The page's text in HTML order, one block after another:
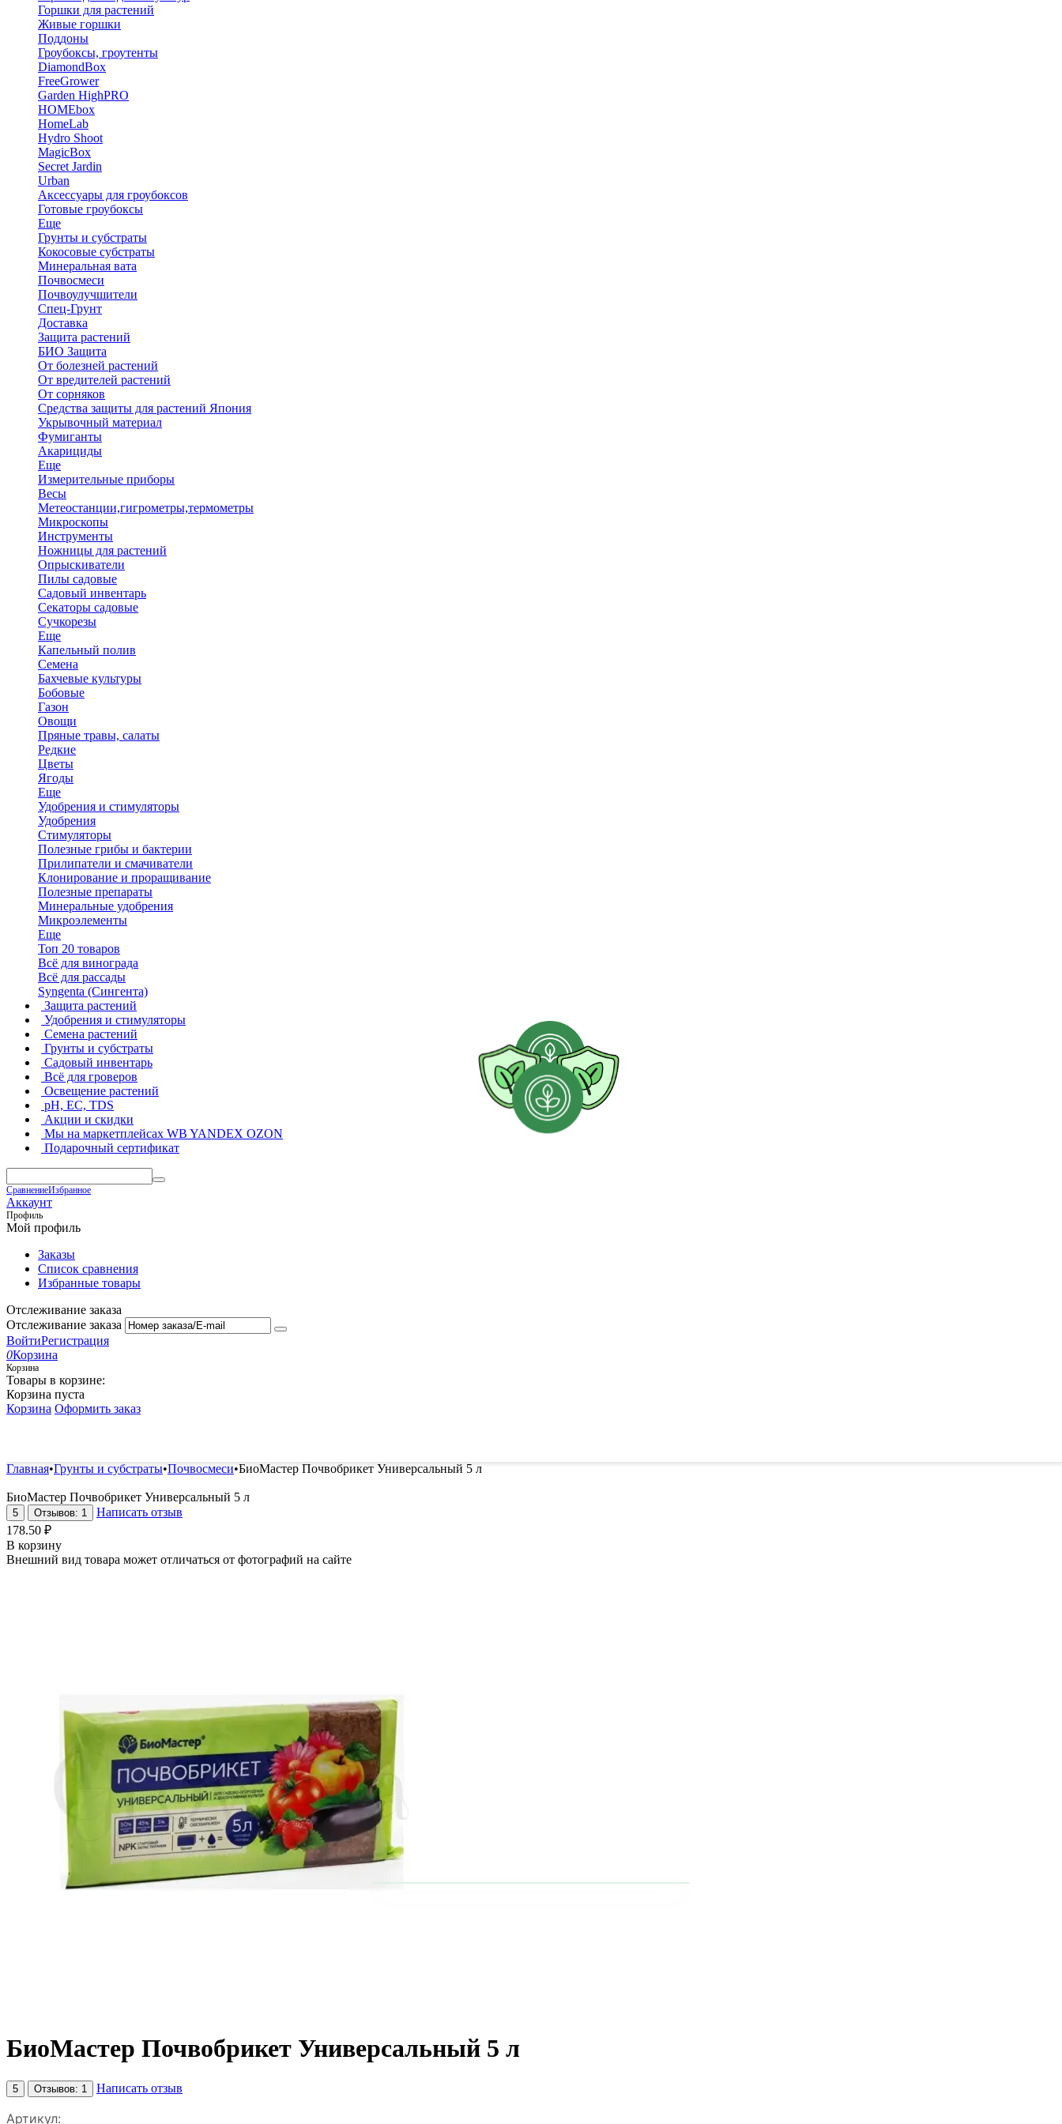
Горшки для растений
Живые горшки
Поддоны
Гроубоксы, гроутенты
DiamondBox
FreeGrower
Garden HighPRO
HOMEbox
HomeLab
Hydro Shoot
MagicBox
Secret Jardin
Urban
Аксессуары для гроубоксов
Готовые гроубоксы
Еще
Грунты и субстраты
Кокосовые субстраты
Минеральная вата
Почвосмеси
Почвоулучшители
Спец-Грунт
Доставка
Защита растений
БИО Защита
От болезней растений
От вредителей растений
От сорняков
Средства защиты для растений Япония
Укрывочный материал
Фумиганты
Акарициды
Еще
Измерительные приборы
Весы
Метеостанции,гигрометры,термометры
Микроскопы
Инструменты
Ножницы для растений
Опрыскиватели
Пилы садовые
Садовый инвентарь
Секаторы садовые
Сучкорезы
Еще
Капельный полив
Семена
Бахчевые культуры
Бобовые
Газон
Овощи
Пряные травы, салаты
Редкие
Цветы
Ягоды
Еще
Удобрения и стимуляторы
Удобрения
Стимуляторы
Полезные грибы и бактерии
Прилипатели и смачиватели
Клонирование и проращивание
Полезные препараты
Минеральные удобрения
Микроэлементы
Еще
Топ 20 товаров
Всё для винограда
Всё для рассады
Syngenta (Сингента)
Защита растений
Удобрения и стимуляторы
Семена растений
Грунты и субстраты
Садовый инвентарь
Всё для гроверов
Освещение растений
pH, EC, TDS
Акции и скидки
Мы на маркетплейсах WB YANDEX OZON
Подарочный сертификат
СравнениеИзбранное
Профиль
Аккаунт
Мой профиль
Заказы
Список сравнения
Избранные товары
Отслеживание заказа
Отслеживание заказа
ВойтиРегистрация
Корзина
0Корзина
Товары в корзине:
Корзина пуста
Корзина Оформить заказ
Главная•Грунты и субстраты•Почвосмеси•БиоМастер Почвобрикет Универсальный 5 л
БиоМастер Почвобрикет Универсальный 5 л
5 Отзывов: 1
Написать отзыв
178.50 ₽
В корзину
Внешний вид товара может отличаться от фотографий на сайте
БиоМастер Почвобрикет Универсальный 5 л
5 Отзывов: 1 Написать отзыв
Артикул: